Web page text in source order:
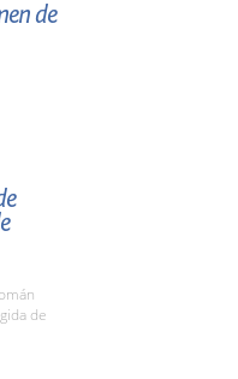
de
de